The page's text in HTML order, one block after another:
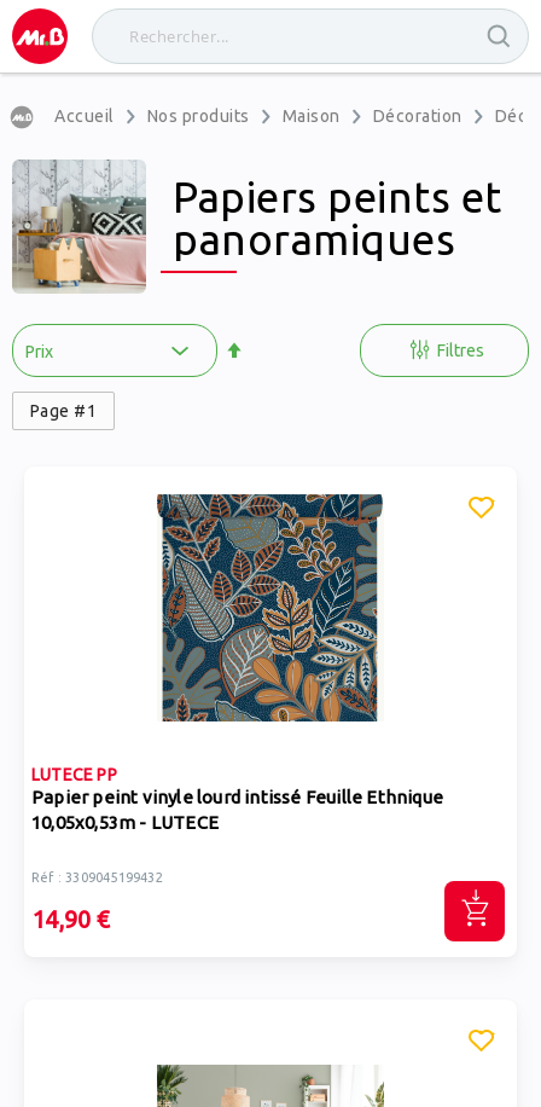
Accueil Nos produits Maison Décoration
Papiers peints et
panoramiques
Filtres
Page #1
LUTECE PP
Papier peint vinyle lourd intissé Feuille Ethnique
10,05x0,53m - LUTECE
Réf : 3309045199432
14,90 €